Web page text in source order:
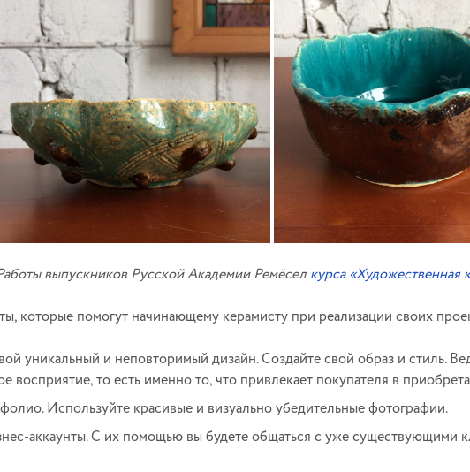
выпускников Русской Академии Ремёсел курса «Художественная
которые помогут начинающему керамисту при реализации своих
уникальный и неповторимый дизайн. Создайте свой образ и стиль.
восприятие, то есть именно то, что привлекает покупателя в
Используйте красивые и визуально убедительные фотографии.
аккаунты. С их помощью вы будете общаться с уже существующими